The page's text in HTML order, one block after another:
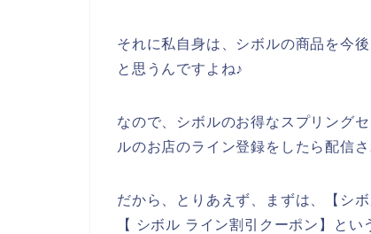
それに私自身は、シボルの商品を今
と思うんですよね♪
なので、シボルのお得なスプリング
ルのお店のライン登録をしたら配信
だから、とりあえず、まずは、【シ
【 シボル ライン割引クーポン】と